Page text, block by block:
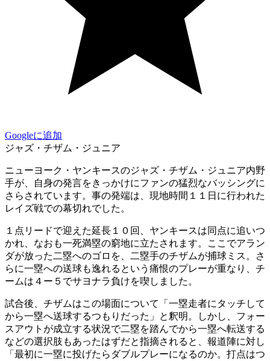
Googleに追加
ジャズ・チザム・ジュニア
ニューヨーク・ヤンキースのジャズ・チザム・ジュニア内野
手が、自身の発言をきっかけにファンの猛烈なバッシングに
さらされています。事の発端は、現地時間１１日に行われた
レイズ戦での幕切れでした。
１点リードで迎えた延長１０回、ヤンキースは同点に追いつ
かれ、なおも一死満塁の窮地に立たされます。ここでアラン
ダが放った二塁へのゴロを、二塁手のチザムが捕球ミス。さ
らに一塁への送球も逸れるという痛恨のプレーが重なり、チ
ームは４ー５でサヨナラ負けを喫しました。
試合後、チザムはこの場面について「一塁走者にタッチして
から一塁へ送球するつもりだった」と釈明。しかし、フォー
スアウトが成立する状況で二塁を踏んでから一塁へ転送する
などの選択肢もあったはずだと指摘されると、報道陣に対し
「最初に一塁に投げたらダブルプレーになるのか。打点はつ